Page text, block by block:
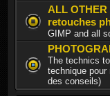
ALL
retouches
GIMP and all
The technics
technique
des conseils)